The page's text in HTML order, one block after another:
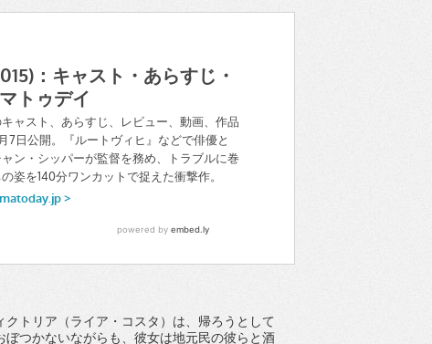
トリア（ライア・コスタ）は、帰ろうとして
つかないながらも、彼女は地元民の彼らと酒